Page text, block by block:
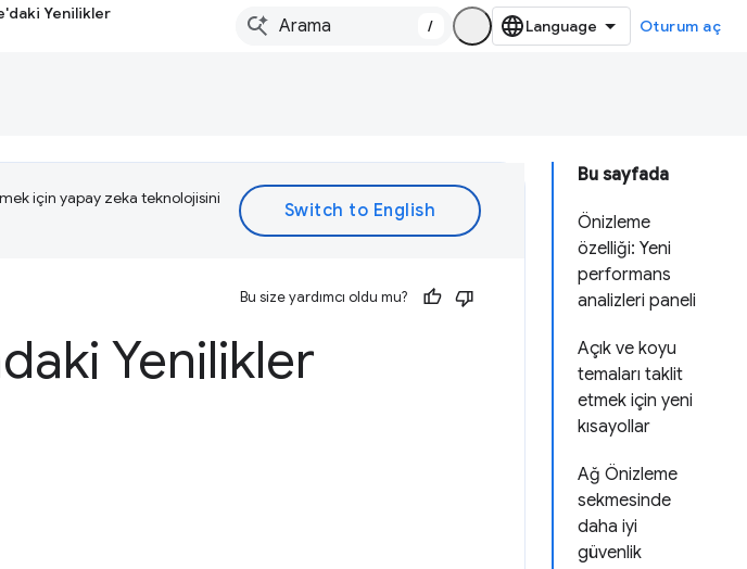
Yenilikler
/ Oturum aç
Bu sayfada
Önizleme
özelliği: Yeni
performans
analizleri paneli
Açık ve koyu
temaları taklit
etmek için yeni
kısayollar
Ağ Önizleme
sekmesinde
daha iyi
güvenlik
için yapay zeka teknolojisini
Bu size yardımcı oldu mu?
Yenilikler